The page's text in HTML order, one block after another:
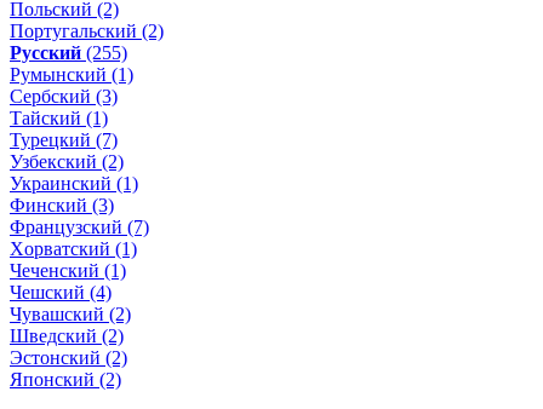
Польский (2)
Португальский (2)
Русский (255)
Румынский (1)
Сербский (3)
Тайский (1)
Турецкий (7)
Узбекский (2)
Украинский (1)
Финский (3)
Французский (7)
Xорватский (1)
Чеченский (1)
Чешский (4)
Чувашский (2)
Шведский (2)
Эстонский (2)
Японский (2)